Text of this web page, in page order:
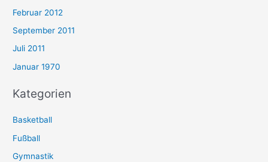
Februar 2012
September 2011
Juli 2011
Januar 1970
Kategorien
Basketball
Fußball
Gymnastik